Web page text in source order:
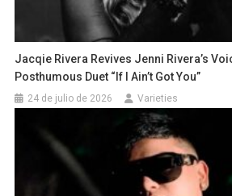
Jacqie Rivera Revives Jenni Rivera’s
Posthumous Duet “If I Ain’t Got You”
24 de julio de 2026 Varieties